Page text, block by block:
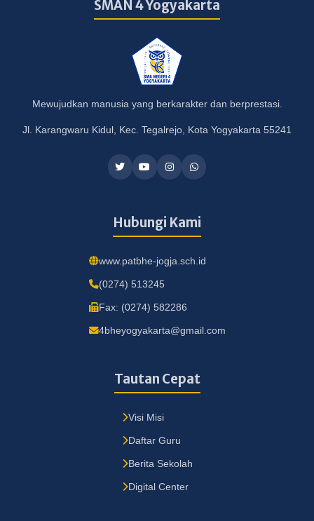
SMAN 4 Yogyakarta
Mewujudkan manusia yang berkarakter dan berprestasi.
Jl. Karangwaru Kidul, Kec. Tegalrejo, Kota Yogyakarta 55241
Hubungi Kami
www.patbhe-jogja.sch.id
(0274) 513245
Fax: (0274) 582286
4bheyogyakarta@gmail.com
Tautan Cepat
Visi Misi
Daftar Guru
Berita Sekolah
Digital Center